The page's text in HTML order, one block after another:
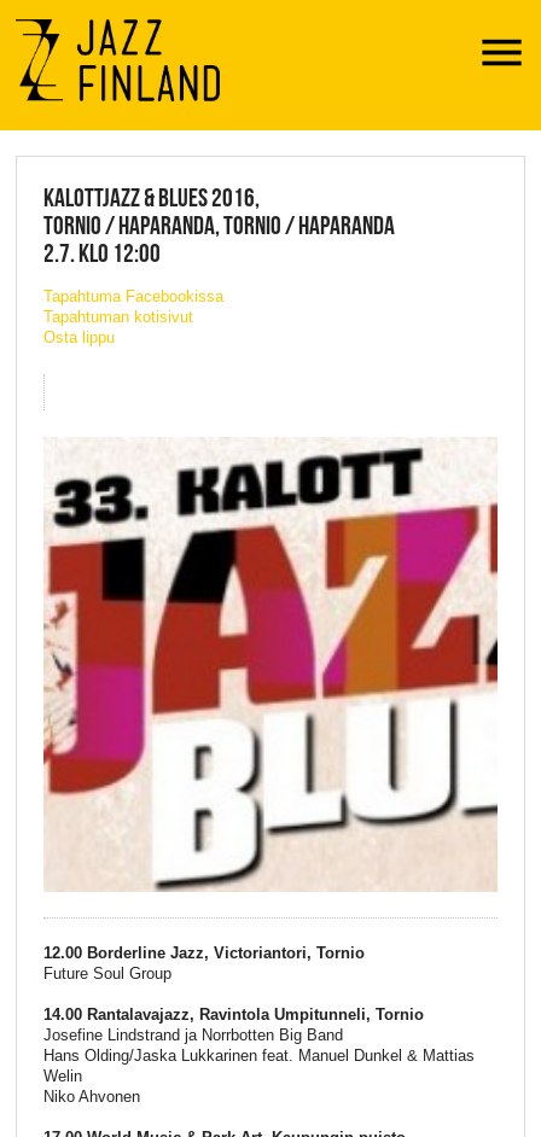
Menu
JAZZ FINLAND LIVE
KALOTTJAZZ & BLUES 2016,
TORNIO / HAPARANDA, TORNIO / HAPARANDA
2.7. KLO 12:00
Tapahtuma Facebookissa
Tapahtuman kotisivut
Osta lippu
12.00 Borderline Jazz, Victoriantori, Tornio
Future Soul Group
14.00 Rantalavajazz, Ravintola Umpitunneli, Tornio
Josefine Lindstrand ja Norrbotten Big Band
Hans Olding/Jaska Lukkarinen feat. Manuel Dunkel & Mattias
Welin
Niko Ahvonen